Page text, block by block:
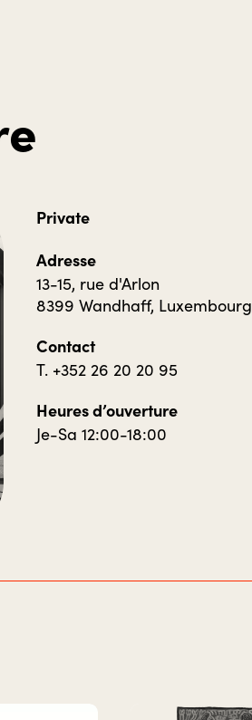
Private
Adresse
13-15, rue d'Arlon
8399 Wandhaff, Luxembourg
Contact
T. +352 26 20 20 95
Heures d’ouverture
Je-Sa 12:00-18:00